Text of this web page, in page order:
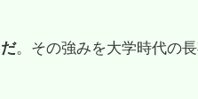
だ。その強みを大学時代の